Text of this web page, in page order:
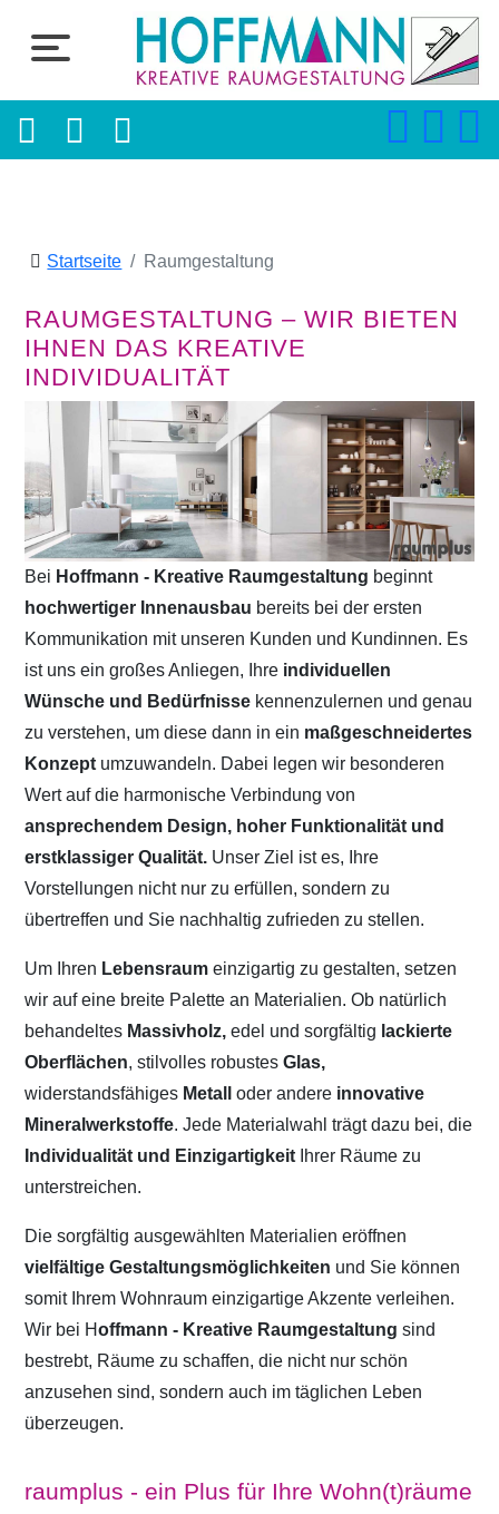
Startseite Raumgestaltung
RAUMGESTALTUNG – WIR BIETEN
IHNEN DAS KREATIVE
INDIVIDUALITÄT
Bei Hoffmann - Kreative Raumgestaltung beginnt
hochwertiger Innenausbau bereits bei der ersten
Kommunikation mit unseren Kunden und Kundinnen. Es
ist uns ein großes Anliegen, Ihre individuellen
Wünsche und Bedürfnisse kennenzulernen und genau
zu verstehen, um diese dann in ein maßgeschneidertes
Konzept umzuwandeln. Dabei legen wir besonderen
Wert auf die harmonische Verbindung von
ansprechendem Design, hoher Funktionalität und
erstklassiger Qualität. Unser Ziel ist es, Ihre
Vorstellungen nicht nur zu erfüllen, sondern zu
übertreffen und Sie nachhaltig zufrieden zu stellen.
Um Ihren Lebensraumeinzigartig zu gestalten, setzen
wir auf eine breite Palette an Materialien. Ob natürlich
behandeltes Massivholz, edel und sorgfältig lackierte
Oberflächen, stilvolles robustesGlas,
widerstandsfähiges Metalloder andere innovative
Mineralwerkstoffe. Jede Materialwahl trägt dazu bei, die
Individualität und Einzigartigkeit Ihrer Räume zu
unterstreichen.
Die sorgfältig ausgewählten Materialien eröffnen
vielfältige Gestaltungsmöglichkeiten und Sie können
somit Ihrem Wohnraum einzigartige Akzente verleihen.
Wir bei Hoffmann - Kreative Raumgestaltung sind
bestrebt, Räume zu schaffen, die nicht nur schön
anzusehen sind, sondern auch im täglichen Leben
überzeugen.
raumplus - ein Plus für Ihre Wohn(t)räume